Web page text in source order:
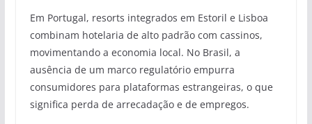
Em Portugal, resorts integrados em Estoril e Lisboa
combinam hotelaria de alto padrão com cassinos,
movimentando a economia local. No Brasil, a
ausência de um marco regulatório empurra
consumidores para plataformas estrangeiras, o que
significa perda de arrecadação e de empregos.